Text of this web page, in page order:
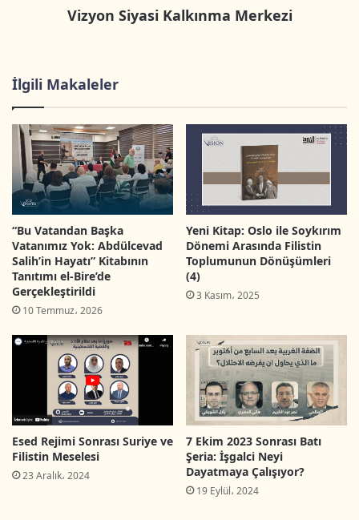
olması hasebiyle sendikaların önemini
rollerini artırma imkânlarını araştırmak ve
sendikalar nasıl daha etkin hale getirilebilir
sorusuna cevap aramak toplantının ikinci ana
teması idi.
Vizyon Siyasi Kalkınma Merkezi Genel Müdürü Dr.
Ahmet ATAWNA'nın karşılama konuşmasıyla
başlayan toplantıda Merkez, öncelikle
katılımcılara Filistin Sivil Toplum yapısı ve
yaşadığı sorunlar hakkında kısa bir bilgilendirme
İHH Dış İlişkiler Birimi – Ortadoğu ve Kuzey
Afrika masasından Talha KESKİN, MEMURSEN –
Uluslararası İlişkiler Danışmanı Osman
TİMURTAŞ, HAK-İŞ Konfederasyonu İSG Komite
Başkanı ve Hukuk Müşaviri Av. Buğrahan BİLGİN,
MAZLUMDER Yönetim Kurulu Üyesi İbrahim
Vizyon Siyasi Kalkınma Merkezi
İlgili Makaleler
“Bu Vatandan Başka
Vatanımız Yok: Abdülcevad
Salih’in Hayatı” Kitabının
Tanıtımı el-Bire’de
Gerçekleştirildi
10 Temmuz، 2026
Yeni Kitap: Oslo ile Soykırım
Dönemi Arasında Filistin
Toplumunun Dönüşümleri
(4)
3 Kasım، 2025
Esed Rejimi Sonrası Suriye ve
Filistin Meselesi
23 Aralık، 2024
7 Ekim 2023 Sonrası Batı
Şeria: İşgalci Neyi
Dayatmaya Çalışıyor?
19 Eylül، 2024